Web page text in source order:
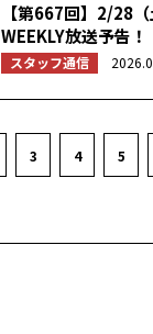
【第667回】2/28
WEEKLY放送予告！
スタッフ通信
3 4 5